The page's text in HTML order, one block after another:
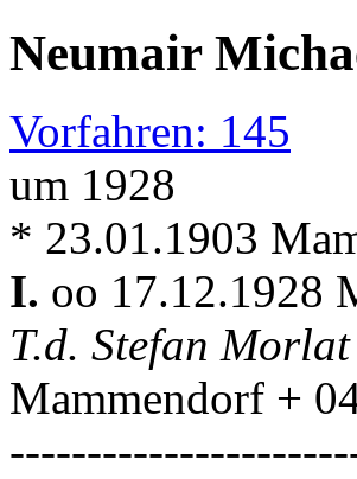
Neumair
Vorfahren: 145
um 1928
* 23.01.1903
I. oo 17.12.1928
T.d. Stefan
Mammendorf +